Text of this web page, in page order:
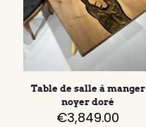
Table de salle à manger
noyer doré
€3,849.00